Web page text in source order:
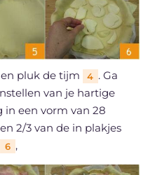
pluk de tijm 4 . Ga
van je hartige
in een vorm van 28
2/3 van de in plakjes
6 ,